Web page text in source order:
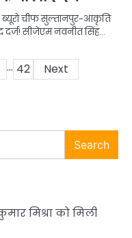
चीफ सुल्तानपुर-आकृति
दर्ज! सीजेएम नवनीत सिंह…
… 42 Next
Search
मिश्रा को मिली